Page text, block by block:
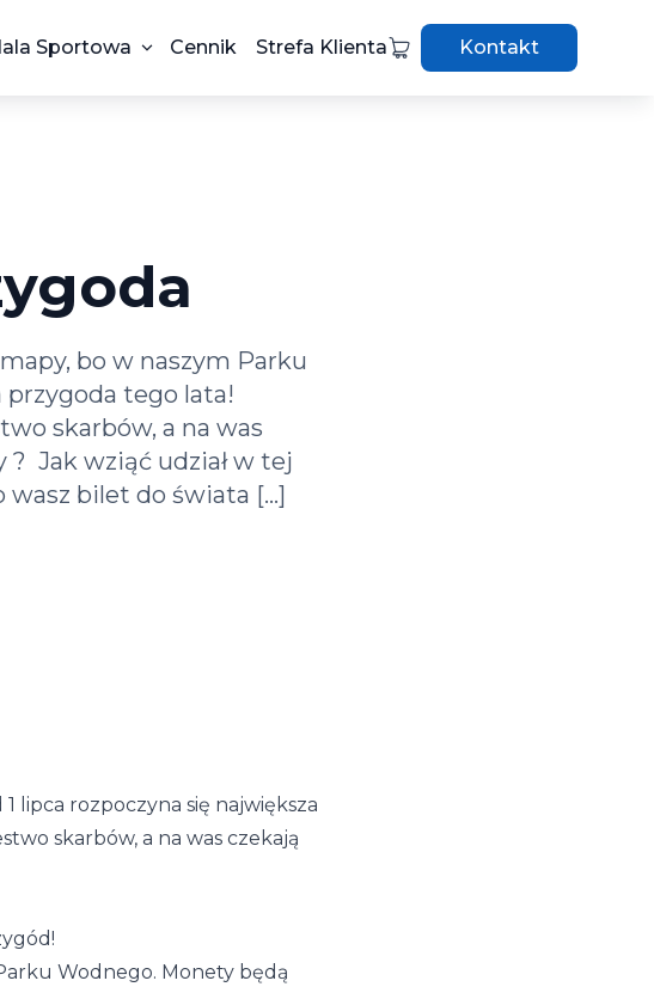
Sportowa Cennik Strefa Klienta Kontakt
bo w naszym Parku
przygoda tego lata!
skarbów, a na was
Jak wziąć udział w tej
wasz bilet do świata […]
lipca rozpoczyna się największa
skarbów, a na was czekają
Wodnego. Monety będą